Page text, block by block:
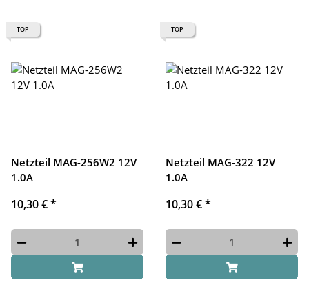
TOP
Netzteil MAG-256W2 12V
1.0A
10,30 €*
TOP
Netzteil MAG-322 12V
1.0A
10,30 €*